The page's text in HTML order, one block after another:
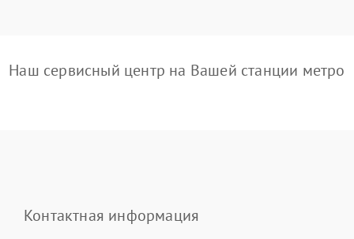
Наш сервисный центр на Вашей станции метро
Контактная информация